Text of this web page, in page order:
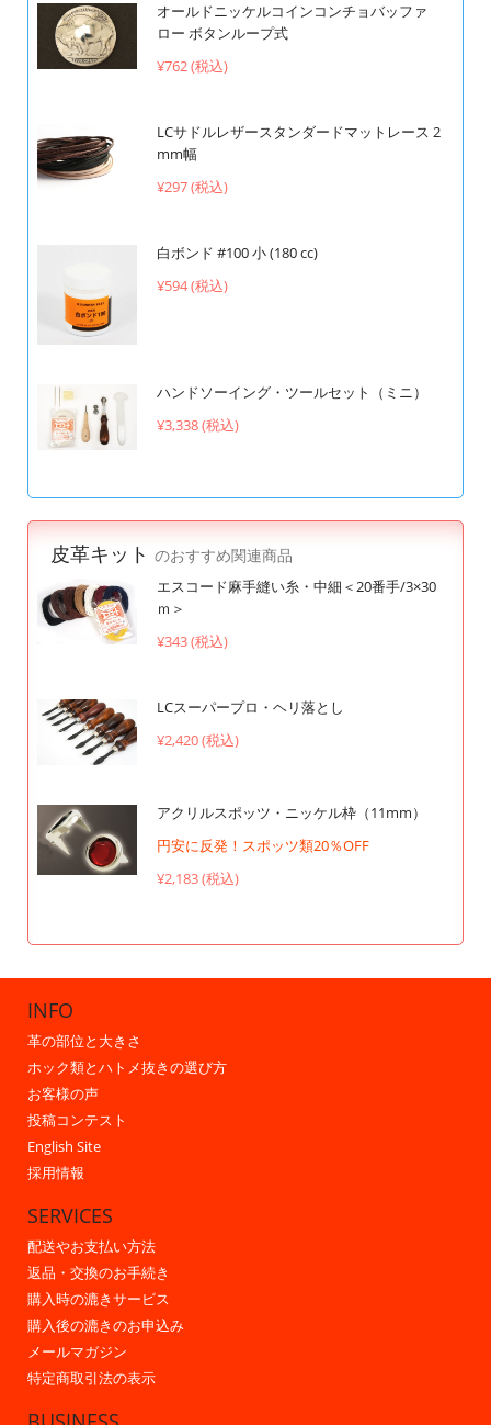
オールドニッケルコインコンチョバッファ
ロー ボタンループ式
¥762 (税込)
LCサドルレザースタンダードマットレース 2
mm幅
¥297 (税込)
白ボンド #100 小 (180 cc)
¥594 (税込)
ハンドソーイング・ツールセット（ミニ）
¥3,338 (税込)
皮革キット のおすすめ関連商品
エスコード麻手縫い糸・中細＜20番手/3×30
ｍ＞
¥343 (税込)
LCスーパープロ・ヘリ落とし
¥2,420 (税込)
アクリルスポッツ・ニッケル枠（11mm）
円安に反発！スポッツ類20％OFF
¥2,183 (税込)
INFO
革の部位と大きさ
ホック類とハトメ抜きの選び方
お客様の声
投稿コンテスト
English Site
採用情報
SERVICES
配送やお支払い方法
返品・交換のお手続き
購入時の漉きサービス
購入後の漉きのお申込み
メールマガジン
特定商取引法の表示